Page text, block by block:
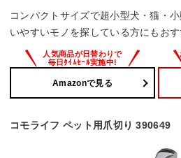
コンパクトサイズで超小型犬・猫・
いやすいモノを探している方にもおす
Amazonで見る
コモライフ ペット用爪切り 390649